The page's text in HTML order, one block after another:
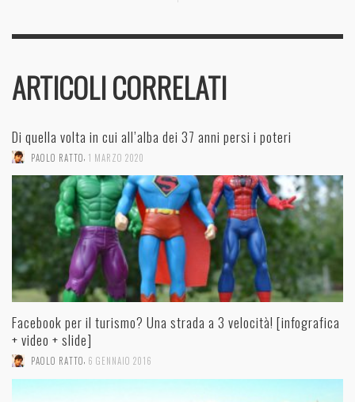
ARTICOLI CORRELATI
Di quella volta in cui all’alba dei 37 anni persi i poteri
PAOLO RATTO 1 MARZO 2020
Facebook per il turismo? Una strada a 3 velocità! [infografica
+ video + slide]
PAOLO RATTO, 6 GENNAIO 2016